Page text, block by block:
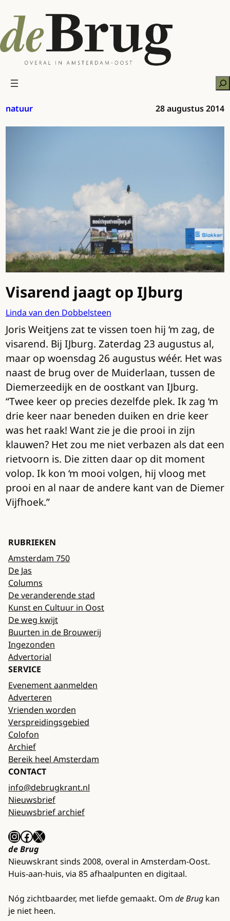
naar
de
inhoud
natuur 28 augustus 2014
Visarend jaagt op IJburg
Linda van den Dobbelsteen
Joris Weitjens zat te vissen toen hij ‘m zag, de
visarend. Bij IJburg. Zaterdag 23 augustus al,
maar op woensdag 26 augustus wéér. Het was
naast de brug over de Muiderlaan, tussen de
Diemerzeedijk en de oostkant van IJburg.
“Twee keer op precies dezelfde plek. Ik zag ‘m
drie keer naar beneden duiken en drie keer
was het raak! Want zie je die prooi in zijn
klauwen? Het zou me niet verbazen als dat een
rietvoorn is. Die zitten daar op dit moment
volop. Ik kon ‘m mooi volgen, hij vloog met
prooi en al naar de andere kant van de Diemer
Vijfhoek.”
RUBRIEKEN
Amsterdam 750
De Jas
Columns
De veranderende stad
Kunst en Cultuur in Oost
De weg kwijt
Buurten in de Brouwerij
Ingezonden
Advertorial
SERVICE
Evenement aanmelden
Adverteren
Vrienden worden
Verspreidingsgebied
Colofon
Archief
Bereik heel Amsterdam
CONTACT
info@debrugkrant.nl
Nieuwsbrief
Nieuwsbrief archief
InstagramFacebook X
de Brug
Nieuwskrant sinds 2008, overal in Amsterdam-Oost.
Huis-aan-huis, via 85 afhaalpunten en digitaal.
Nóg zichtbaarder, met liefde gemaakt. Om de Brug kan
je niet heen.